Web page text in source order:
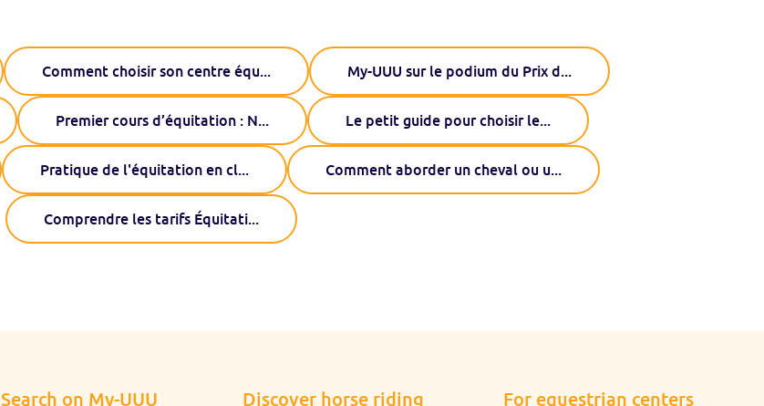
Comment choisir son centre équ... My-UUU sur le podium du Prix d...
Premier cours d’équitation : N... Le petit guide pour choisir le...
Pratique de l'équitation en cl... Comment aborder un cheval ou u...
Comprendre les tarifs Équitati...
Search on My-UUU Discover horse riding For equestrian centers